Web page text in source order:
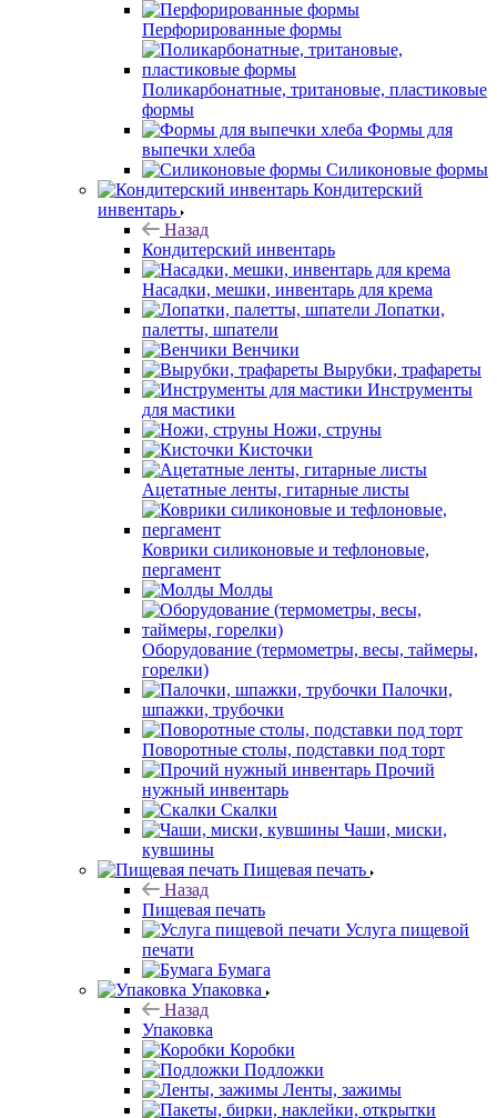
Перфорированные формы
Поликарбонатные, тритановые, пластиковые
формы
Формы для
выпечки хлеба
Силиконовые формы
Кондитерский
инвентарь
Назад
Кондитерский инвентарь
Насадки, мешки, инвентарь для крема
Лопатки,
палетты, шпатели
Венчики
Вырубки, трафареты
Инструменты
для мастики
Ножи, струны
Кисточки
Ацетатные ленты, гитарные листы
Коврики силиконовые и тефлоновые,
пергамент
Молды
Оборудование (термометры, весы, таймеры,
горелки)
Палочки,
шпажки, трубочки
Поворотные столы, подставки под торт
Прочий
нужный инвентарь
Скалки
Чаши, миски,
кувшины
Пищевая печать
Назад
Пищевая печать
Услуга пищевой
печати
Бумага
Упаковка
Назад
Упаковка
Коробки
Подложки
Ленты, зажимы